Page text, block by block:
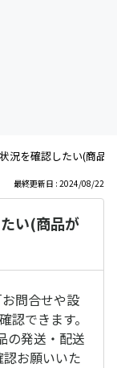
況を確認したい(商品
最終更新日 : 2024/08/22
い(商品が
問合せや設
できます。
の発送・配送
お願いいた